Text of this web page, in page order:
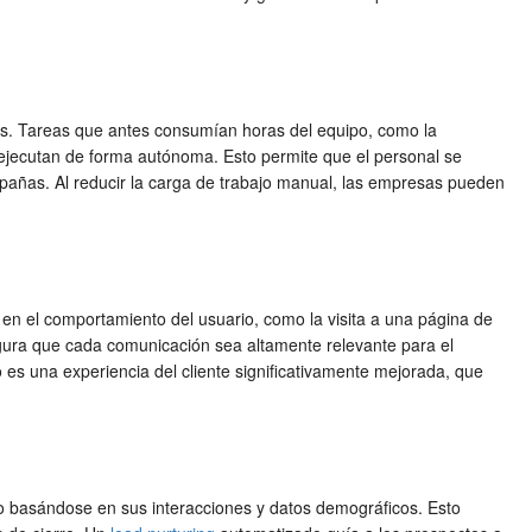
Tareas que antes consumían horas del equipo, como la
de forma autónoma. Esto permite que el personal se
Al reducir la carga de trabajo manual, las empresas pueden
el comportamiento del usuario, como la visita a una página de
que cada comunicación sea altamente relevante para el
una experiencia del cliente significativamente mejorada, que
en sus interacciones y datos demográficos. Esto